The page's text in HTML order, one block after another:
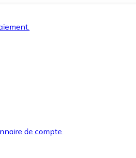
de compte.